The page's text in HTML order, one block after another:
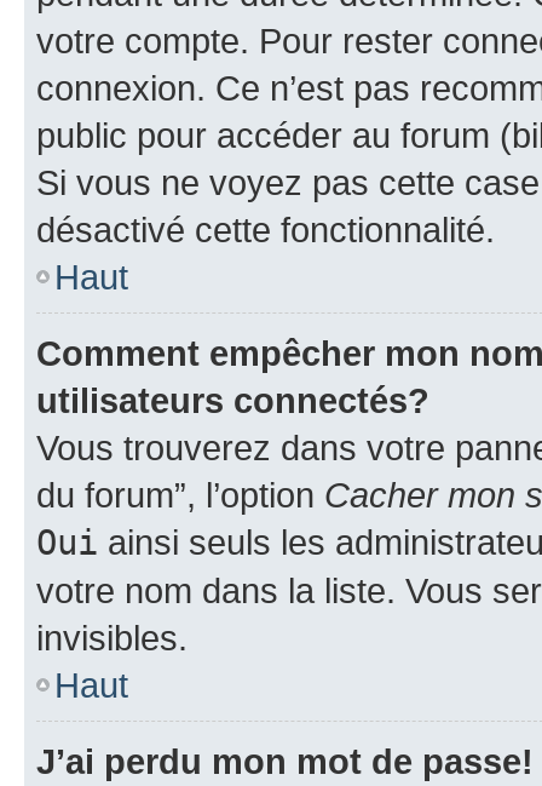
votre compte. Pour rester
connexion. Ce n’est pas
public pour accéder au forum
Si vous ne voyez pas cette
désactivé cette fonctionnalité.
Haut
Comment empêcher mon
utilisateurs connectés?
Vous trouverez dans votre
du forum”, l’option Cacher mon
Oui ainsi seuls les
votre nom dans la liste. Vous
invisibles.
Haut
J’ai perdu mon mot de passe!